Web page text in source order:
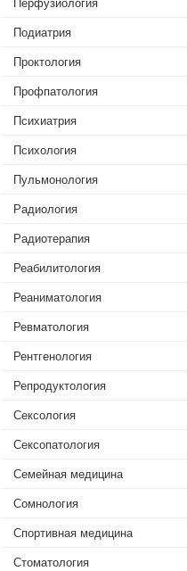
Перфузиология
Подиатрия
Проктология
Профпатология
Психиатрия
Психология
Пульмонология‎
Радиология‎
Радиотерапия
Реабилитология‎
Реаниматология‎
Ревматология‎
Рентгенология
Репродуктология
Сексология
Сексопатология
Семейная медицина
Сомнология
Спортивная медицина
Стоматология